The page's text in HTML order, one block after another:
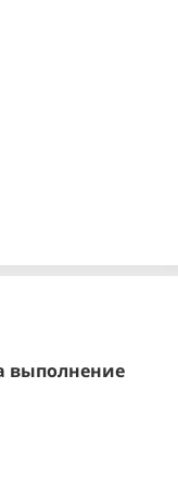
выполнение